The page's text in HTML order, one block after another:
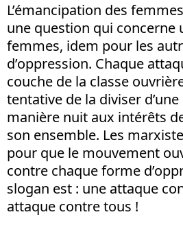
L’émancipation des
une question qui concerne
femmes, idem pour les
d’oppression. Chaque
couche de la classe
tentative de la diviser
manière nuit aux intérêts
son ensemble. Les
pour que le mouvement
contre chaque forme
slogan est : une attaque
attaque contre tous !